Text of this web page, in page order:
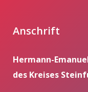
Anschrift
Hermann-
des Kreises